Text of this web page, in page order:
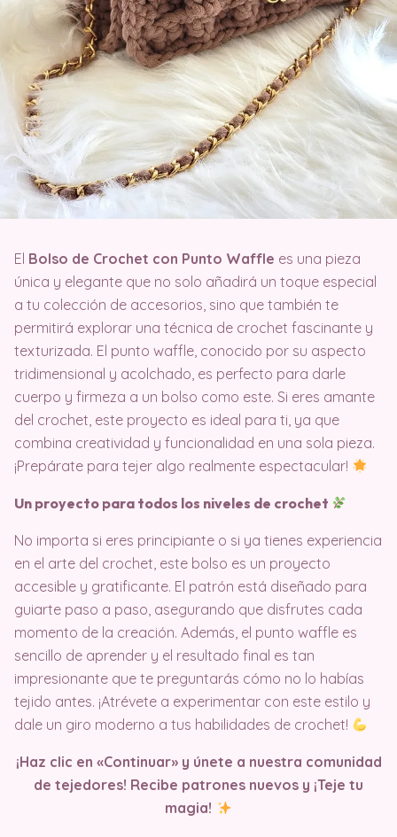
El Bolso de Crochet con Punto Waffle es una pieza
única y elegante que no solo añadirá un toque especial
a tu colección de accesorios, sino que también te
permitirá explorar una técnica de crochet fascinante y
texturizada. El punto waffle, conocido por su aspecto
tridimensional y acolchado, es perfecto para darle
cuerpo y firmeza a un bolso como este. Si eres amante
del crochet, este proyecto es ideal para ti, ya que
combina creatividad y funcionalidad en una sola pieza.
¡Prepárate para tejer algo realmente espectacular!
Un proyecto para todos los niveles de crochet
No importa si eres principiante o si ya tienes experiencia
en el arte del crochet, este bolso es un proyecto
accesible y gratificante. El patrón está diseñado para
guiarte paso a paso, asegurando que disfrutes cada
momento de la creación. Además, el punto waffle es
sencillo de aprender y el resultado final es tan
impresionante que te preguntarás cómo no lo habías
tejido antes. ¡Atrévete a experimentar con este estilo y
dale un giro moderno a tus habilidades de crochet!
¡Haz clic en «Continuar» y únete a nuestra comunidad
de tejedores! Recibe patrones nuevos y ¡Teje tu
magia!